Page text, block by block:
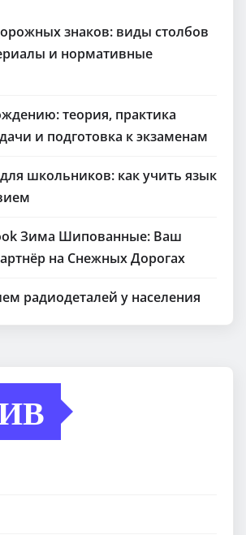
знаков: виды столбов
и нормативные
теория, практика
и подготовка к экзаменам
школьников: как учить язык
Зима Шипованные: Ваш
на Снежных Дорогах
радиодеталей у населения